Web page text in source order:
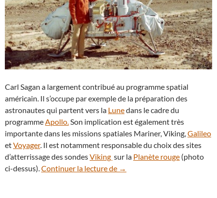
Carl Sagan a largement contribué au programme spatial
américain. Il s’occupe par exemple de la préparation des
astronautes qui partent vers la Lunedans le cadre du
programmeApollo.Son implication est également très
importante dans les missions spatiales Mariner, Viking,Galileo
etVoyager. Il est notamment responsable du choix des sites
d’atterrissage des sondesViking sur la Planète rouge (photo
ci-dessus).Continuer la lecture de Anniversaire : hommage à
→